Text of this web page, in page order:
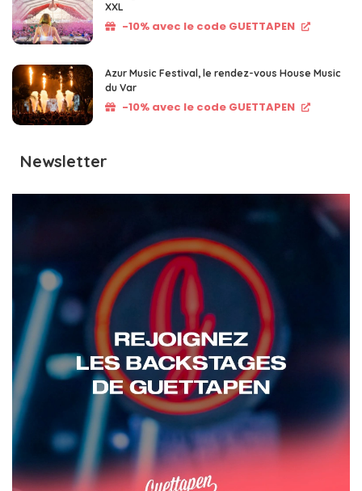
XXL
-10% avec le code GUETTAPEN
Azur Music Festival, le rendez-vous House Music
du Var
-10% avec le code GUETTAPEN
Newsletter